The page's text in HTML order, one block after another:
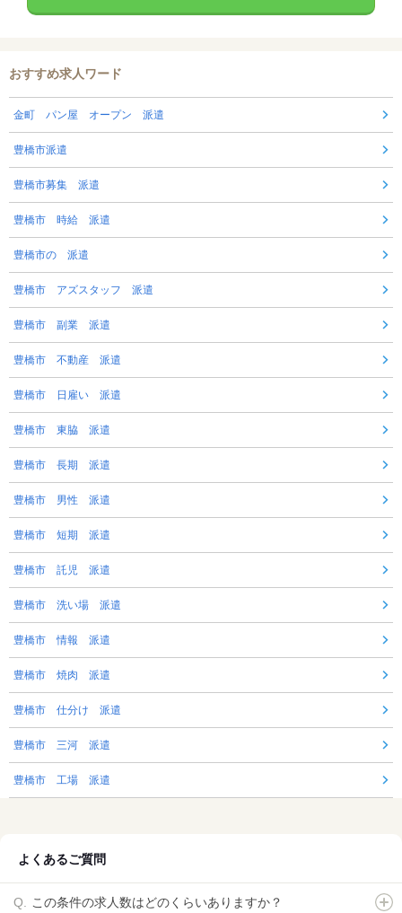
おすすめ求人ワード
金町 パン屋 オープン 派遣
豊橋市派遣
豊橋市募集 派遣
豊橋市 時給 派遣
豊橋市の 派遣
豊橋市 アズスタッフ 派遣
豊橋市 副業 派遣
豊橋市 不動産 派遣
豊橋市 日雇い 派遣
豊橋市 東脇 派遣
豊橋市 長期 派遣
豊橋市 男性 派遣
豊橋市 短期 派遣
豊橋市 託児 派遣
豊橋市 洗い場 派遣
豊橋市 情報 派遣
豊橋市 焼肉 派遣
豊橋市 仕分け 派遣
豊橋市 三河 派遣
豊橋市 工場 派遣
よくあるご質問
この条件の求人数はどのくらいありますか？